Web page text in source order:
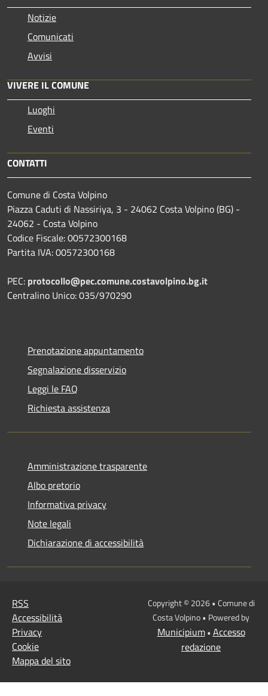
Notizie
Comunicati
Avvisi
VIVERE IL COMUNE
Luoghi
Eventi
CONTATTI
Comune di Costa Volpino
Piazza Caduti di Nassiriya, 3 - 24062 Costa Volpino (BG) -
24062 - Costa Volpino
Codice Fiscale: 00572300168
Partita IVA: 00572300168
PEC: protocollo@pec.comune.costavolpino.bg.it
Centralino Unico: 035/970290
Prenotazione appuntamento
Segnalazione disservizio
Leggi le FAQ
Richiesta assistenza
Amministrazione trasparente
Albo pretorio
Informativa privacy
Note legali
Dichiarazione di accessibilità
RSS
Accessibilità
Privacy
Cookie
Mappa del sito
Copyright © 2026 • Comune di
Costa Volpino • Powered by
Municipium• Accesso
redazione